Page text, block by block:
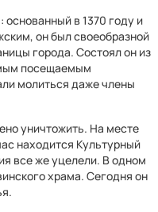
основанный в 1370 году и
он был своеобразной
города. Состоял он из
посещаемым
молиться даже члены
уничтожить. На месте
находится Культурный
все же уцелели. В одном
храма. Сегодня он